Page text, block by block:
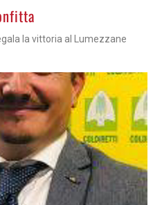
la vittoria al Lumezzane